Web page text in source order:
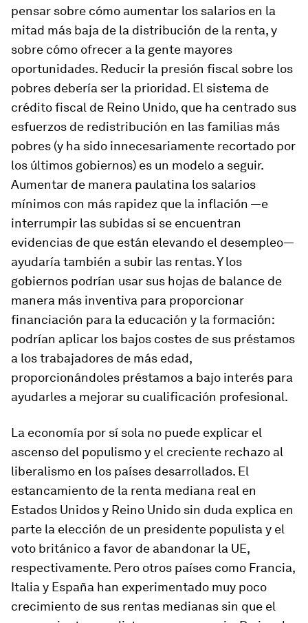
pensar sobre cómo aumentar los salarios en la
mitad más baja de la distribución de la renta, y
sobre cómo ofrecer a la gente mayores
oportunidades. Reducir la presión fiscal sobre los
pobres debería ser la prioridad. El sistema de
crédito fiscal de Reino Unido, que ha centrado sus
esfuerzos de redistribución en las familias más
pobres (y ha sido innecesariamente recortado por
los últimos gobiernos) es un modelo a seguir.
Aumentar de manera paulatina los salarios
mínimos con más rapidez que la inflación —e
interrumpir las subidas si se encuentran
evidencias de que están elevando el desempleo—
ayudaría también a subir las rentas. Y los
gobiernos podrían usar sus hojas de balance de
manera más inventiva para proporcionar
financiación para la educación y la formación:
podrían aplicar los bajos costes de sus préstamos
a los trabajadores de más edad,
proporcionándoles préstamos a bajo interés para
ayudarles a mejorar su cualificación profesional.
La economía por sí sola no puede explicar el
ascenso del populismo y el creciente rechazo al
liberalismo en los países desarrollados. El
estancamiento de la renta mediana real en
Estados Unidos y Reino Unido sin duda explica en
parte la elección de un presidente populista y el
voto británico a favor de abandonar la UE,
respectivamente. Pero otros países como Francia,
Italia y España han experimentado muy poco
crecimiento de sus rentas medianas sin que el